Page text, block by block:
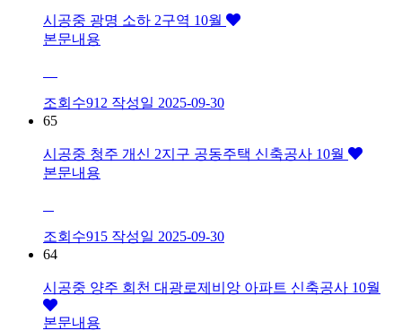
시공중 광명 소하 2구역 10월
본문내용
조회수912 작성일 2025-09-30
65
시공중 청주 개신 2지구 공동주택 신축공사 10월
본문내용
조회수915 작성일 2025-09-30
64
시공중 양주 회천 대광로제비앙 아파트 신축공사 10월
본문내용